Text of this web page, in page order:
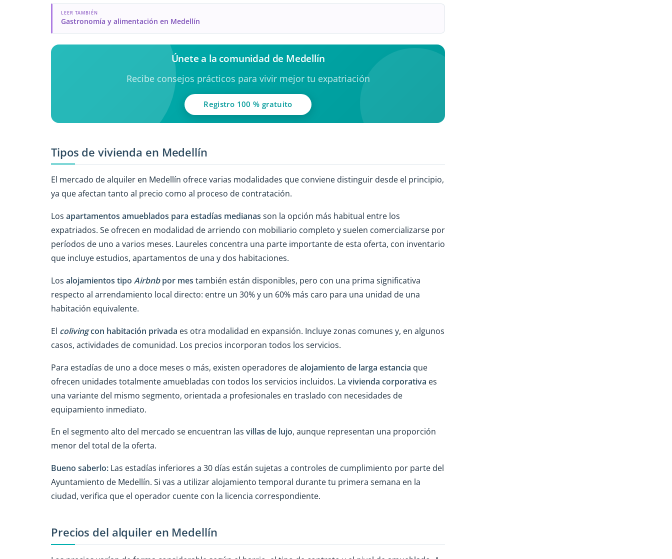
LEER TAMBIÉN
Gastronomía y alimentación en Medellín
Únete a la comunidad de Medellín
Recibe consejos prácticos para vivir mejor tu expatriación
Registro 100 % gratuito
Tipos de vivienda en Medellín
El mercado de alquiler en Medellín ofrece varias modalidades que conviene distinguir desde el principio,
ya que afectan tanto al precio como al proceso de contratación.
Los apartamentos amueblados para estadías medianas son la opción más habitual entre los
expatriados. Se ofrecen en modalidad de arriendo con mobiliario completo y suelen comercializarse por
períodos de uno a varios meses. Laureles concentra una parte importante de esta oferta, con inventario
que incluye estudios, apartamentos de una y dos habitaciones.
Los alojamientos tipo Airbnbpor mes también están disponibles, pero con una prima significativa
respecto al arrendamiento local directo: entre un 30% y un 60% más caro para una unidad de una
habitación equivalente.
El colivingcon habitación privada es otra modalidad en expansión. Incluye zonas comunes y, en algunos
casos, actividades de comunidad. Los precios incorporan todos los servicios.
Para estadías de uno a doce meses o más, existen operadores dealojamiento de larga estancia que
ofrecen unidades totalmente amuebladas con todos los servicios incluidos. La vivienda corporativa es
una variante del mismo segmento, orientada a profesionales en traslado con necesidades de
equipamiento inmediato.
En el segmento alto del mercado se encuentran las villas de lujo, aunque representan una proporción
menor del total de la oferta.
Bueno saberlo: Las estadías inferiores a 30 días están sujetas a controles de cumplimiento por parte del
Ayuntamiento de Medellín. Si vas a utilizar alojamiento temporal durante tu primera semana en la
ciudad, verifica que el operador cuente con la licencia correspondiente.
Precios del alquiler en Medellín